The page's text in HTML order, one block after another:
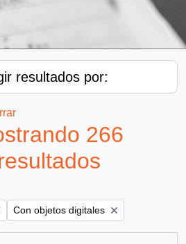
resultados por:
266
Remove filter:
Con objetos digitales